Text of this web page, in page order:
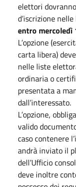
elettori
d’iscrizione
entro mercoledì
L’opzione
carta libera)
nelle liste
ordinaria o
presentata a
dall’interessato.
L’opzione,
valido
caso contenere
andrà inviato il
dell’Ufficio
deve inoltre